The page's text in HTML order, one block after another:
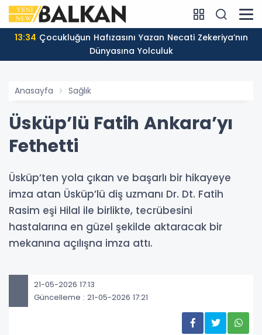
13:34
Dünyasına Yolculuk
Anasayfa Sağlık
Üsküp’lü Fatih Ankara’yı
Fethetti
Üsküp’ten yola çıkan ve başarlı bir hikayeye
imza atan Üsküp’lü diş uzmanı Dr. Dt. Fatih
Rasim eşi Hilal ile birlikte, tecrübesini
hastalarına en güzel şekilde aktaracak bir
mekanına açılışna imza attı.
21-05-2026 17:13
Güncelleme : 21-05-2026 17:21